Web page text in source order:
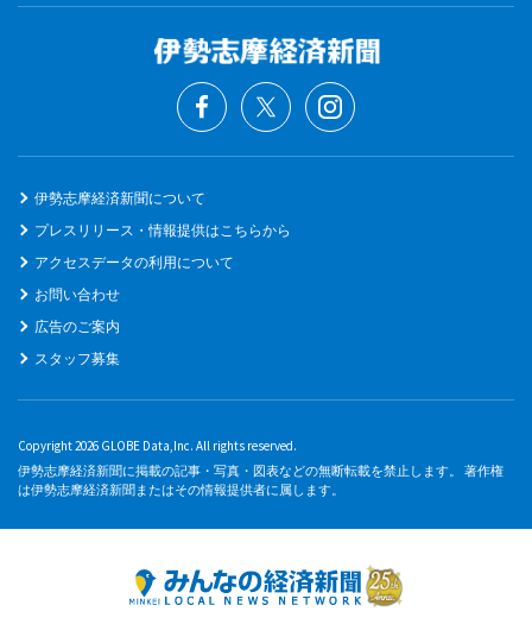
伊勢志摩経済新聞について
プレスリリース・情報提供はこちらから
アクセスデータの利用について
お問い合わせ
広告のご案内
スタッフ募集
Copyright 2026 GLOBE Data,Inc. All rights reserved.
伊勢志摩経済新聞に掲載の記事・写真・図表などの無断転載を禁止します。 著作権
は伊勢志摩経済新聞またはその情報提供者に属します。